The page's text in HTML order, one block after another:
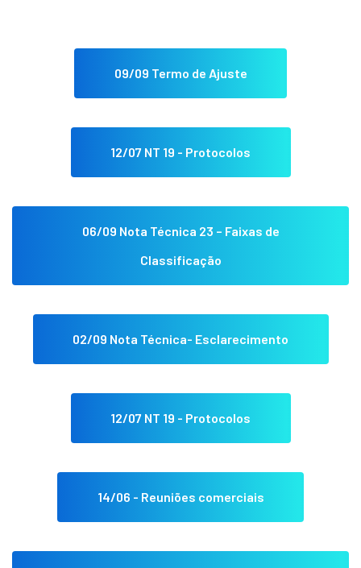
09/09 Termo de Ajuste
12/07 NT 19 - Protocolos
06/09 Nota Técnica 23 – Faixas de
Classificação
02/09 Nota Técnica- Esclarecimento
12/07 NT 19 - Protocolos
14/06 - Reuniões comerciais